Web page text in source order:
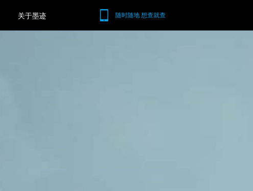
随时随地 想查就查
关于墨迹